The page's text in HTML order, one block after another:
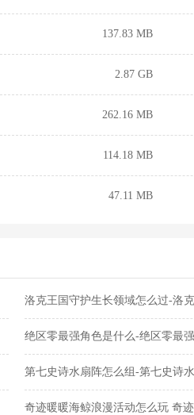
137.83 MB
2.87 GB
262.16 MB
114.18 MB
47.11 MB
洛克王国守护生长领域怎么过-洛
关攻略
绝区零最强角色是什么-绝区零最
第七史诗水扇阵怎么组-第七史诗
奇迹暖暖海鲸浪漫活动怎么玩 奇